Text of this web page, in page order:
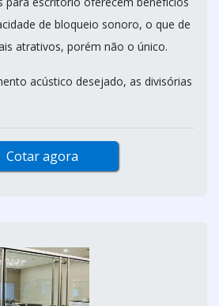
de bloqueio sonoro, o que de
atrativos, porém não o único.
acústico desejado, as divisórias
Cotar agora